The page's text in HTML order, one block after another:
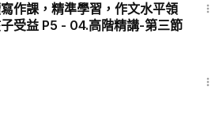
作課，精準學習，作文水平領
受益 P5 - 04.高階精講-第三節